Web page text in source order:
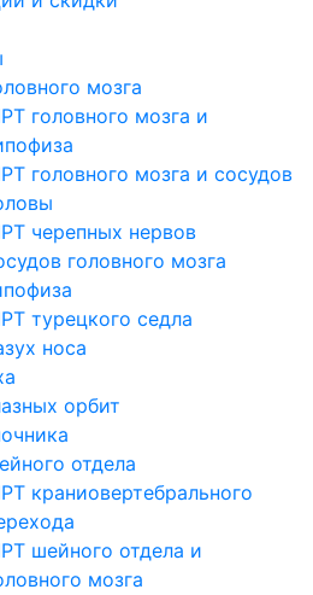
мозга
головного мозга и
головного мозга и сосудов
черепных нервов
головного мозга
турецкого седла
носа
орбит
отдела
краниовертебрального
шейного отдела и
мозга